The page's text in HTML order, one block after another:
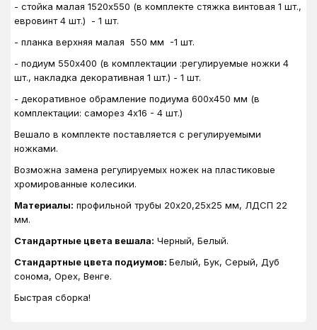
- стойка малая 1520х550 (в комплекте стяжка винтовая 1 шт.,
евровинт 4 шт.) - 1 шт.
- планка верхняя малая 550 мм -1 шт.
- подиум 550х400 (в комплектации :регулируемые ножки 4
шт., накладка декоративная 1 шт.) - 1 шт.
- декоративное обрамление подиума 600х450 мм (в
комплектации: саморез 4х16 - 4 шт.)
Вешало в комплекте поставляется с регулируемыми
ножками.
Возможна замена регулируемых ножек на пластиковые
хромированные колесики.
Материалы: профильной трубы 20х20,25х25 мм, ЛДСП 22
мм.
Стандартные цвета вешала: Черный, Белый.
Стандартные цвета подиумов: Белый, Бук, Серый, Дуб
сонома, Орех, Венге.
Быстрая сборка!